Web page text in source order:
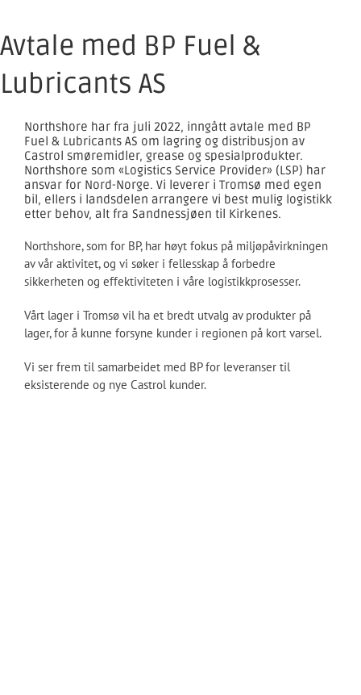
Avtale med BP Fuel &
Lubricants AS
Northshore har fra juli 2022, inngått avtale med BP
Fuel & Lubricants AS om lagring og distribusjon av
Castrol smøremidler, grease og spesialprodukter.
Northshore som «Logistics Service Provider» (LSP) har
ansvar for Nord-Norge. Vi leverer i Tromsø med egen
bil, ellers i landsdelen arrangere vi best mulig logistikk
etter behov, alt fra Sandnessjøen til Kirkenes.
Northshore, som for BP, har høyt fokus på miljøpåvirkningen
av vår aktivitet, og vi søker i fellesskap å forbedre
sikkerheten og effektiviteten i våre logistikkprosesser.
Vårt lager i Tromsø vil ha et bredt utvalg av produkter på
lager, for å kunne forsyne kunder i regionen på kort varsel.
Vi ser frem til samarbeidet med BP for leveranser til
eksisterende og nye Castrol kunder.